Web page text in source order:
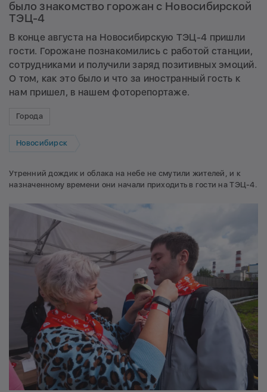
было знакомство горожан с Новосибирской
ТЭЦ-4
В конце августа на Новосибирскую ТЭЦ-4 пришли
гости. Горожане познакомились с работой станции,
сотрудниками и получили заряд позитивных эмоций.
О том, как это было и что за иностранный гость к
нам пришел, в нашем фоторепортаже.
Города
Новосибирск
Утренний дождик и облака на небе не смутили жителей, и к
назначенному времени они начали приходить в гости на ТЭЦ-4.